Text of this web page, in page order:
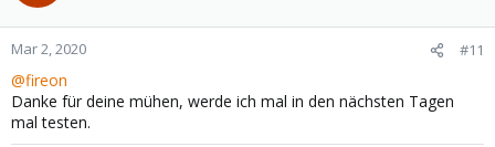
o
n
:
Mar 2, 2020 #11
@fireon
Danke für deine mühen, werde ich mal in den nächsten Tagen
mal testen.